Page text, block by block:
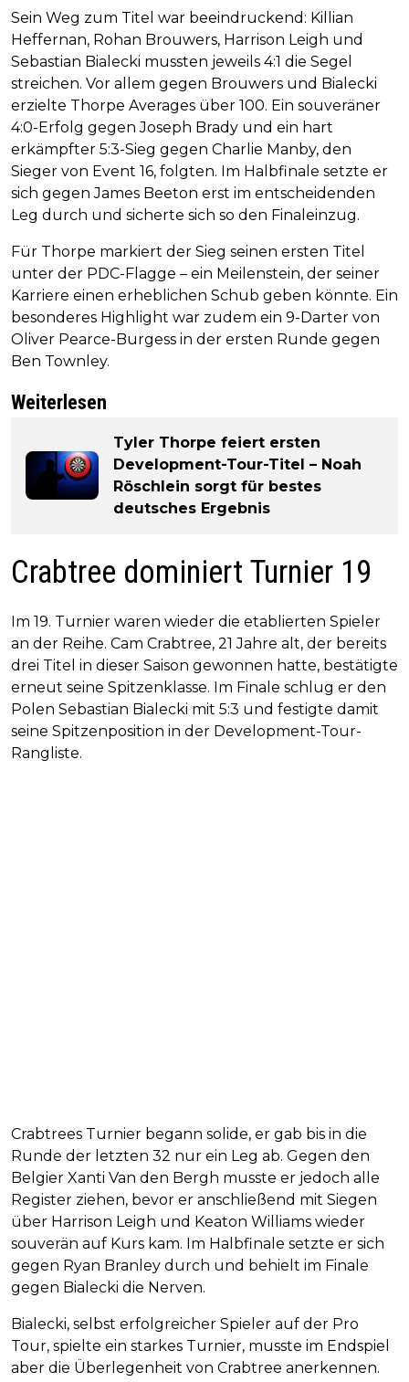
Sein Weg zum Titel war beeindruckend: Killian
Heffernan, Rohan Brouwers, Harrison Leigh und
Sebastian Bialecki mussten jeweils 4:1 die Segel
streichen. Vor allem gegen Brouwers und Bialecki
erzielte Thorpe Averages über 100. Ein souveräner
4:0-Erfolg gegen Joseph Brady und ein hart
erkämpfter 5:3-Sieg gegen Charlie Manby, den
Sieger von Event 16, folgten. Im Halbfinale setzte er
sich gegen James Beeton erst im entscheidenden
Leg durch und sicherte sich so den Finaleinzug.
Für Thorpe markiert der Sieg seinen ersten Titel
unter der PDC-Flagge – ein Meilenstein, der seiner
Karriere einen erheblichen Schub geben könnte. Ein
besonderes Highlight war zudem ein 9-Darter von
Oliver Pearce-Burgess in der ersten Runde gegen
Ben Townley.
Weiterlesen
Tyler Thorpe feiert ersten
Development-Tour-Titel – Noah
Röschlein sorgt für bestes
deutsches Ergebnis
Crabtree dominiert Turnier 19
Im 19. Turnier waren wieder die etablierten Spieler
an der Reihe. Cam Crabtree, 21 Jahre alt, der bereits
drei Titel in dieser Saison gewonnen hatte, bestätigte
erneut seine Spitzenklasse. Im Finale schlug er den
Polen Sebastian Bialecki mit 5:3 und festigte damit
seine Spitzenposition in der Development-Tour-
Rangliste.
Crabtrees Turnier begann solide, er gab bis in die
Runde der letzten 32 nur ein Leg ab. Gegen den
Belgier Xanti Van den Bergh musste er jedoch alle
Register ziehen, bevor er anschließend mit Siegen
über Harrison Leigh und Keaton Williams wieder
souverän auf Kurs kam. Im Halbfinale setzte er sich
gegen Ryan Branley durch und behielt im Finale
gegen Bialecki die Nerven.
Bialecki, selbst erfolgreicher Spieler auf der Pro
Tour, spielte ein starkes Turnier, musste im Endspiel
aber die Überlegenheit von Crabtree anerkennen.